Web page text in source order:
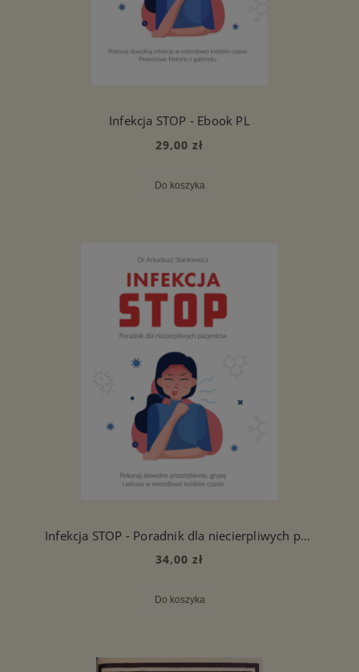
Infekcja STOP - Ebook PL
29,00 zł
Do koszyka
Infekcja STOP - Poradnik dla niecierpliwych pacjentów
34,00 zł
Do koszyka